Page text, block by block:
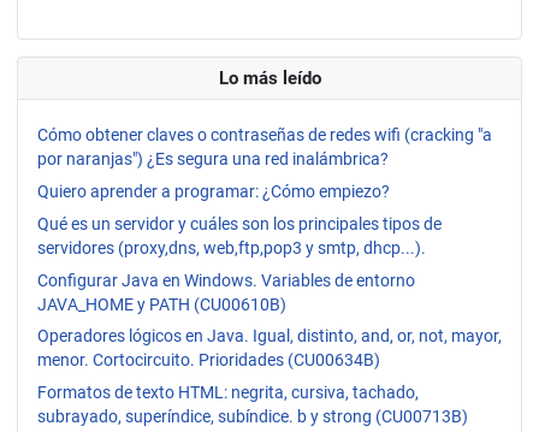
Lo más leído
Cómo obtener claves o contraseñas de redes wifi (cracking "a
por naranjas") ¿Es segura una red inalámbrica?
Quiero aprender a programar: ¿Cómo empiezo?
Qué es un servidor y cuáles son los principales tipos de
servidores (proxy,dns, web,ftp,pop3 y smtp, dhcp...).
Configurar Java en Windows. Variables de entorno
JAVA_HOME y PATH (CU00610B)
Operadores lógicos en Java. Igual, distinto, and, or, not, mayor,
menor. Cortocircuito. Prioridades (CU00634B)
Formatos de texto HTML: negrita, cursiva, tachado,
subrayado, superíndice, subíndice. b y strong (CU00713B)